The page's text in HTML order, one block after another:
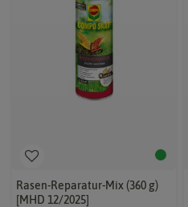
Rasen-Reparatur-Mix (360 g)
[MHD 12/2025]